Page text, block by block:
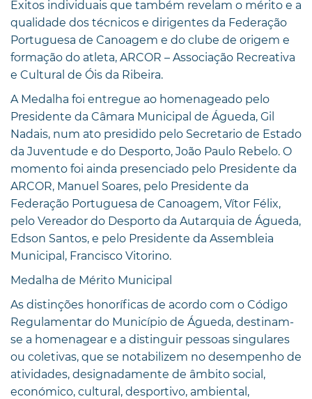
Êxitos individuais que também revelam o mérito e a
qualidade dos técnicos e dirigentes da Federação
Portuguesa de Canoagem e do clube de origem e
formação do atleta, ARCOR – Associação Recreativa
e Cultural de Óis da Ribeira.
A Medalha foi entregue ao homenageado pelo
Presidente da Câmara Municipal de Águeda, Gil
Nadais, num ato presidido pelo Secretario de Estado
da Juventude e do Desporto, João Paulo Rebelo. O
momento foi ainda presenciado pelo Presidente da
ARCOR, Manuel Soares, pelo Presidente da
Federação Portuguesa de Canoagem, Vítor Félix,
pelo Vereador do Desporto da Autarquia de Águeda,
Edson Santos, e pelo Presidente da Assembleia
Municipal, Francisco Vitorino.
Medalha de Mérito Municipal
As distinções honoríficas de acordo com o Código
Regulamentar do Município de Águeda, destinam-
se a homenagear e a distinguir pessoas singulares
ou coletivas, que se notabilizem no desempenho de
atividades, designadamente de âmbito social,
económico, cultural, desportivo, ambiental,